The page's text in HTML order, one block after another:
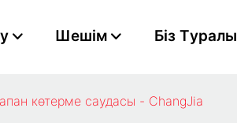
Шешім Біз Туралы
көтерме саудасы - ChangJia